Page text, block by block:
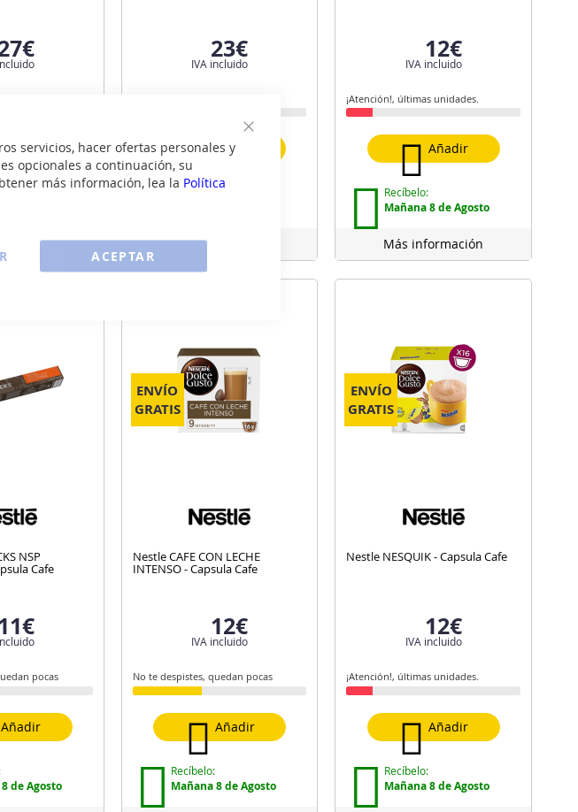
Cerrar
servicios, hacer ofertas personales y
opcionales a continuación, su
más información, lea la Política
ACEPTAR
Añadir
23€
IVA incluido
Añadir
Recíbelo:
Más información
12€
IVA incluido
¡Atención!, últimas unidades.
Añadir
Recíbelo:
Mañana 8 de Agosto
Más información
NSP
Cafe
pocas
Añadir
de Agosto
ENVÍO
GRATIS
Nestle CAFE CON LECHE
INTENSO - Capsula Cafe
12€
IVA incluido
No te despistes, quedan pocas
Añadir
Recíbelo:
Mañana 8 de Agosto
ENVÍO
GRATIS
Nestle NESQUIK - Capsula Cafe
12€
IVA incluido
¡Atención!, últimas unidades.
Añadir
Recíbelo:
Mañana 8 de Agosto